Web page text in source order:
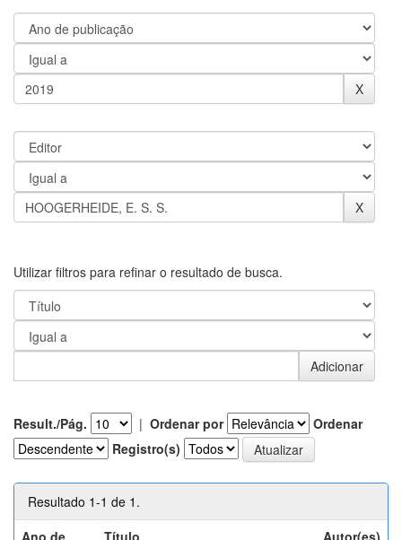
Utilizar filtros para refinar o resultado de busca.
Result./Pág. | Ordenar por
Ordenar
Registro(s)
Resultado 1-1 de 1.
Ano de
Título Autor(es)